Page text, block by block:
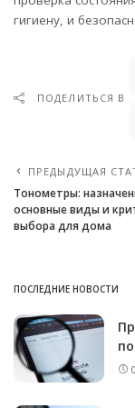
гигиену, и
ПОДЕЛИТЬСЯ В
ПРЕДЫДУЩАЯ
Тонометры:
основные виды и
выбора для дома
ПОСЛЕДНИЕ НОВОСТИ